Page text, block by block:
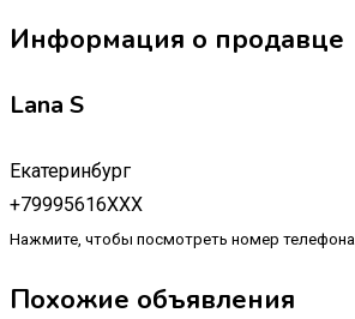
Информация о продавце
Lana S
Екатеринбург
+79995616XXX
Нажмите, чтобы посмотреть номер телефона
Похожие объявления